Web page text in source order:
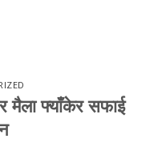
मैला फ्याँकेर सफाई